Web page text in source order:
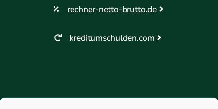
rechner-netto-brutto.de
kreditumschulden.com